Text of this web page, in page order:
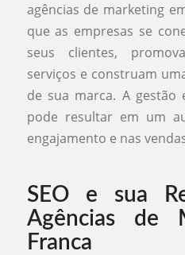
agências de marketing
que as empresas se
seus clientes,
serviços e construam
de sua marca. A gestão
pode resultar em um
engajamento e nas
SEO e sua
Agências de
Franca